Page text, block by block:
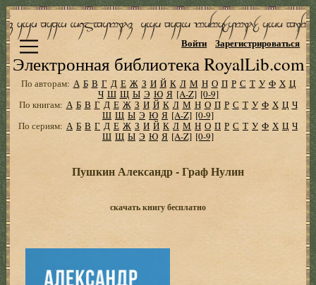
Электронная библиотека RoyalLib.com
Войти Зарегистрироваться
По авторам: А Б В Г Д Е Ж З И Й К Л М Н О П Р С Т У Ф Х Ц
Ч Ш Щ Ы Э Ю Я [A-Z] [0-9]
По книгам: А Б В Г Д Е Ж З И Й К Л М Н О П Р С Т У Ф Х Ц Ч
Ш Щ Ы Э Ю Я [A-Z] [0-9]
По сериям: А Б В Г Д Е Ж З И Й К Л М Н О П Р С Т У Ф Х Ц Ч
Ш Щ Ы Э Ю Я [A-Z] [0-9]
Пушкин Александр - Граф Нулин
скачать книгу бесплатно